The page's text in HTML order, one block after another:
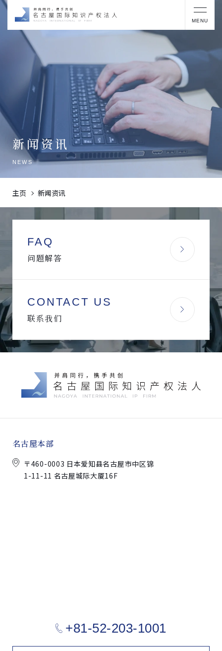
MENU
新闻资讯
NEWS
主页 新闻资讯
FAQ
问题解答
CONTACT US
联系我们
名古屋本部
〒460-0003 日本爱知县名古屋市中区锦
1-11-11 名古屋城际大厦16F
+81-52-203-1001